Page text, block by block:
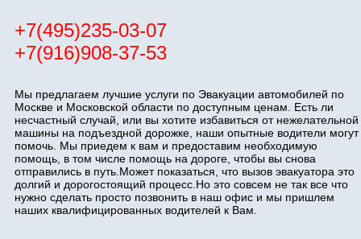
+7(495)235-03-07
+7(916)908-37-53
Мы предлагаем лучшие услуги по Эвакуации автомобилей по
Москве и Московской области по доступным ценам. Есть ли
несчастный случай, или вы хотите избавиться от нежелательной
машины на подъездной дорожке, наши опытные водители могут
помочь. Мы приедем к вам и предоставим необходимую
помощь, в том числе помощь на дороге, чтобы вы снова
отправились в путь.Может показаться, что вызов эвакуатора это
долгий и дорогостоящий процесс.Но это совсем не так все что
нужно сделать просто позвонить в наш офис и мы пришлем
наших квалифицированных водителей к Вам.